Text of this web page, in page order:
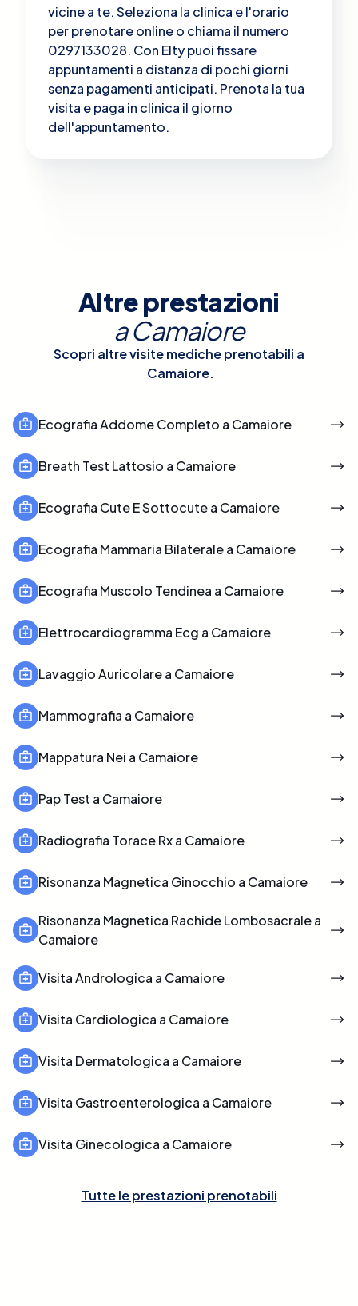
vicine a te. Seleziona la clinica e l'orario
per prenotare online o chiama il numero
0297133028. Con Elty puoi fissare
appuntamenti a distanza di pochi giorni
senza pagamenti anticipati. Prenota la tua
visita e paga in clinica il giorno
dell'appuntamento.
Altre prestazioni
aCamaiore
Scopri altre visite mediche prenotabili a
Camaiore.
Ecografia Addome Completo a Camaiore
Breath Test Lattosio a Camaiore
Ecografia Cute E Sottocute a Camaiore
Ecografia Mammaria Bilaterale a Camaiore
Ecografia Muscolo Tendinea a Camaiore
Elettrocardiogramma Ecg a Camaiore
Lavaggio Auricolare a Camaiore
Mammografia a Camaiore
Mappatura Nei a Camaiore
Pap Test a Camaiore
Radiografia Torace Rx a Camaiore
Risonanza Magnetica Ginocchio a Camaiore
Risonanza Magnetica Rachide Lombosacrale a
Camaiore
Visita Andrologica a Camaiore
Visita Cardiologica a Camaiore
Visita Dermatologica a Camaiore
Visita Gastroenterologica a Camaiore
Visita Ginecologica a Camaiore
Tutte le prestazioni prenotabili